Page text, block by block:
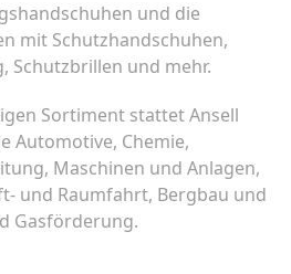
und die
mit Schutzhandschuhen,
Schutzbrillen und mehr.
Sortiment stattet Ansell
Automotive, Chemie,
Maschinen und Anlagen,
und Raumfahrt, Bergbau und
Gasförderung.